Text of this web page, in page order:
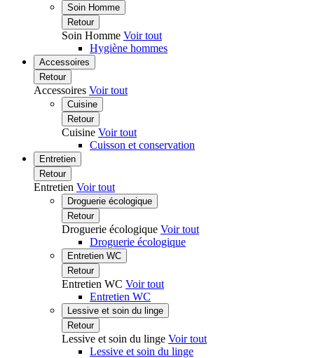
Soin Homme
Retour
Soin Homme Voir tout
Hygiène hommes
Accessoires
Retour
Accessoires Voir tout
Cuisine
Retour
Cuisine Voir tout
Cuisson et conservation
Entretien
Retour
Entretien Voir tout
Droguerie écologique
Retour
Droguerie écologique Voir tout
Droguerie écologique
Entretien WC
Retour
Entretien WC Voir tout
Entretien WC
Lessive et soin du linge
Retour
Lessive et soin du linge Voir tout
Lessive et soin du linge